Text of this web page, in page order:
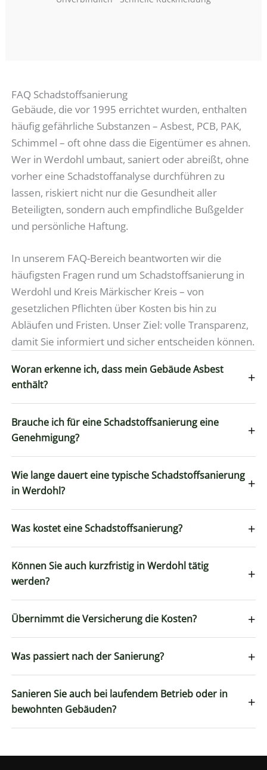
FAQ Schadstoffsanierung
Gebäude, die vor 1995 errichtet wurden, enthalten
häufig gefährliche Substanzen – Asbest, PCB, PAK,
Schimmel – oft ohne dass die Eigentümer es ahnen.
Wer in Werdohl umbaut, saniert oder abreißt, ohne
vorher eine Schadstoffanalyse durchführen zu
lassen, riskiert nicht nur die Gesundheit aller
Beteiligten, sondern auch empfindliche Bußgelder
und persönliche Haftung.
In unserem FAQ-Bereich beantworten wir die
häufigsten Fragen rund um Schadstoffsanierung in
Werdohl und Kreis Märkischer Kreis – von
gesetzlichen Pflichten über Kosten bis hin zu
Abläufen und Fristen. Unser Ziel: volle Transparenz,
damit Sie informiert und sicher entscheiden können.
Woran erkenne ich, dass mein Gebäude Asbest
enthält?
+
Brauche ich für eine Schadstoffsanierung eine
Genehmigung?
+
Wie lange dauert eine typische Schadstoffsanierung
in Werdohl?
+
Was kostet eine Schadstoffsanierung? +
Können Sie auch kurzfristig in Werdohl tätig
werden?
+
Übernimmt die Versicherung die Kosten? +
Was passiert nach der Sanierung? +
Sanieren Sie auch bei laufendem Betrieb oder in
bewohnten Gebäuden?
+